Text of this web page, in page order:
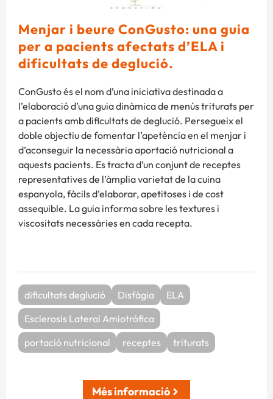
Menjar i beure ConGusto: una guia
per a pacients afectats d’ELA i
dificultats de deglució.
ConGusto és el nom d’una iniciativa destinada a
l’elaboració d’una guia dinàmica de menús triturats per
a pacients amb dificultats de deglució. Persegueix el
doble objectiu de fomentar l’apetència en el menjar i
d’aconseguir la necessària aportació nutricional a
aquests pacients. Es tracta d’un conjunt de receptes
representatives de l’àmplia varietat de la cuina
espanyola, fàcils d’elaborar, apetitoses i de cost
assequible. La guia informa sobre les textures i
viscositats necessàries en cada recepta.
dificultats deglució Disfàgia
ELA
Esclerosis Lateral Amiotrófica
portació nutricional
receptes triturats
Més informació